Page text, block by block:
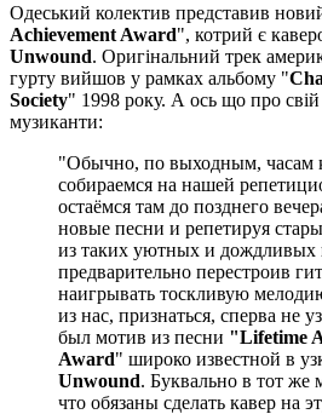
Одеський колектив представив
Achievement Award", котрий є
Unwound. Оригінальний трек
гурту вийшов у рамках альбому "
Society" 1998 року. А ось що про свій
музиканти:
"Обычно, по выходным, часам
собираемся на нашей
остаёмся там до позднего
новые песни и репетируя
из таких уютных и дождливых
предварительно перестроив
наигрывать тоскливую
из нас, признаться, сперва не
был мотив из песни "Lifetime
Award" широко известной в
Unwound. Буквально в тот
что обязаны сделать кавер на